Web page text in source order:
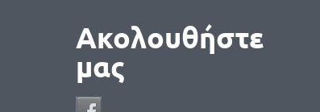
Ακολουθήστε
μας